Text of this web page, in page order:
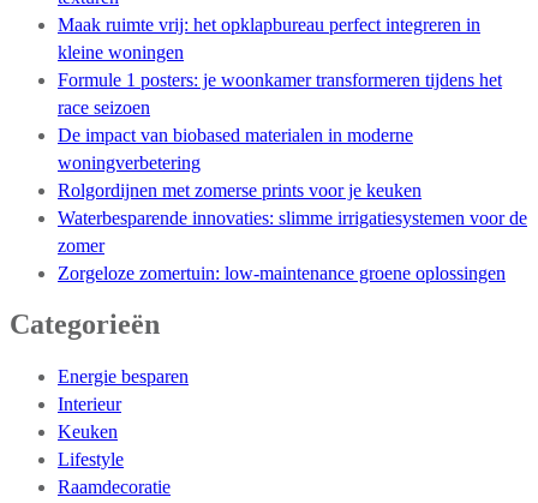
Maak ruimte vrij: het opklapbureau perfect integreren in
kleine woningen
Formule 1 posters: je woonkamer transformeren tijdens het
race seizoen
De impact van biobased materialen in moderne
woningverbetering
Rolgordijnen met zomerse prints voor je keuken
Waterbesparende innovaties: slimme irrigatiesystemen voor de
zomer
Zorgeloze zomertuin: low-maintenance groene oplossingen
Categorieën
Energie besparen
Interieur
Keuken
Lifestyle
Raamdecoratie